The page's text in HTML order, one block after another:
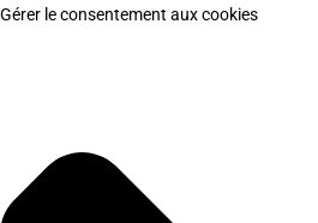
Gérer le consentement aux cookies